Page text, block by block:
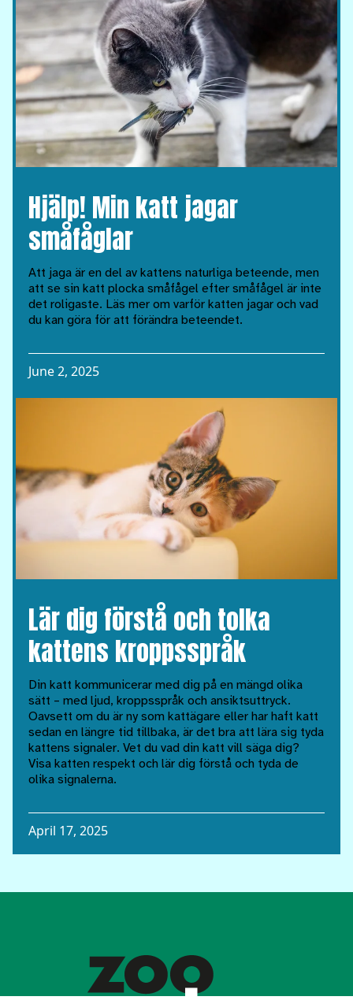
Hjälp! Min katt jagar
småfåglar
Att jaga är en del av kattens naturliga beteende, men
att se sin katt plocka småfågel efter småfågel är inte
det roligaste. Läs mer om varför katten jagar och vad
du kan göra för att förändra beteendet.
June 2, 2025
Lär dig förstå och tolka
kattens kroppsspråk
Din katt kommunicerar med dig på en mängd olika
sätt – med ljud, kroppsspråk och ansiktsuttryck.
Oavsett om du är ny som kattägare eller har haft katt
sedan en längre tid tillbaka, är det bra att lära sig tyda
kattens signaler. Vet du vad din katt vill säga dig?
Visa katten respekt och lär dig förstå och tyda de
olika signalerna.
April 17, 2025